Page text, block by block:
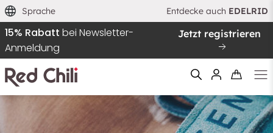
Sprache Entdecke auch EDELRID
15% Rabatt bei Newsletter-
Anmeldung
Jetzt registrieren